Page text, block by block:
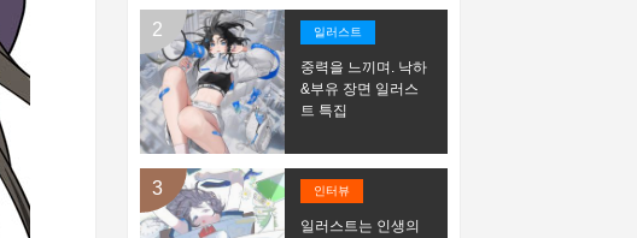
일러스트
중력을 느끼며. 낙하
&부유 장면 일러스
트 특집
인터뷰
일러스트는 인생의